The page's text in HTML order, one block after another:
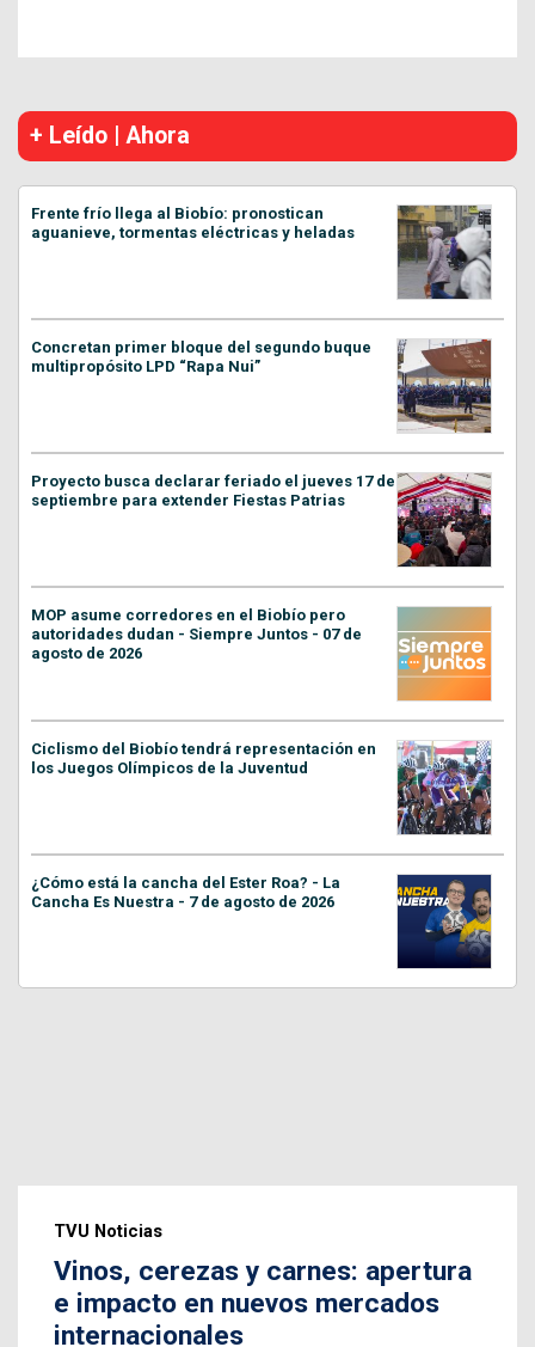
+ Leído | Ahora
Frente frío llega al Biobío: pronostican
aguanieve, tormentas eléctricas y heladas
Concretan primer bloque del segundo buque
multipropósito LPD “Rapa Nui”
Proyecto busca declarar feriado el jueves 17 de
septiembre para extender Fiestas Patrias
MOP asume corredores en el Biobío pero
autoridades dudan - Siempre Juntos - 07 de
agosto de 2026
Ciclismo del Biobío tendrá representación en
los Juegos Olímpicos de la Juventud
¿Cómo está la cancha del Ester Roa? - La
Cancha Es Nuestra - 7 de agosto de 2026
TVU Noticias
Vinos, cerezas y carnes: apertura
e impacto en nuevos mercados
internacionales